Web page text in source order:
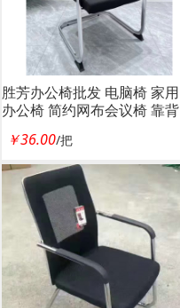
胜芳办公椅批发 电脑椅 家用
办公椅 简约网布会议椅 靠背
板椅 电脑椅 布艺办公椅 透气
网布椅 广东兆闰家具
￥36.00/把